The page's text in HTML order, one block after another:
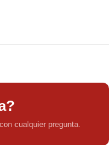
cualquier pregunta.